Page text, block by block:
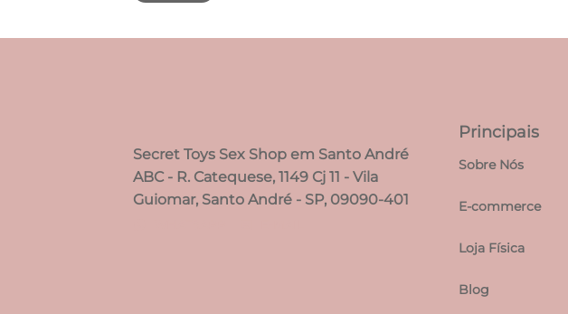
ser
escolhidas
na
Secret Toys Sex Shop em Santo André
ABC - R. Catequese, 1149 Cj 11 - Vila
Guiomar, Santo André - SP, 09090-401
Principais
Sobre Nós
E-commerce
Loja Física
Blog